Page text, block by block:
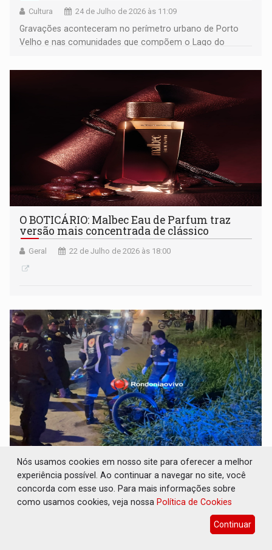
Cultura 24 de Julho de 2026 às 11:09
Gravações aconteceram no perímetro urbano de Porto
Velho e nas comunidades que compõem o Lago do
O BOTICÁRIO: Malbec Eau de Parfum traz
versão mais concentrada de clássico
Geral 22 de Julho de 2026 às 18:00
​RANKING GLOBAL: Porto Velho aparece
entre as 50 cidades mais violentas do
mundo
Polícia 23 de Julho de 2026 às 10:11
Impulsionado principalmente pelas disputas territoriais
Nós usamos cookies em nosso site para oferecer a melhor
experiência possível. Ao continuar a navegar no site, você
concorda com esse uso. Para mais informações sobre
como usamos cookies, veja nossa Política de Cookies
Continuar